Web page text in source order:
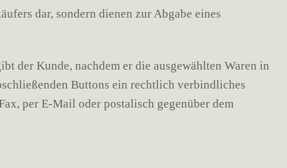
dar, sondern dienen zur Abgabe eines
der Kunde, nachdem er die ausgewählten Waren in
Buttons ein rechtlich verbindliches
per E-Mail oder postalisch gegenüber dem